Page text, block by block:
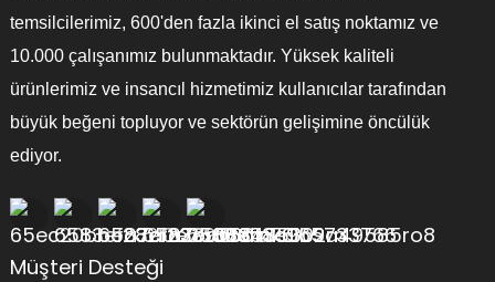
temsilcilerimiz, 600'den fazla ikinci el satış noktamız ve
10.000 çalışanımız bulunmaktadır. Yüksek kaliteli
ürünlerimiz ve insancıl hizmetimiz kullanıcılar tarafından
büyük beğeni topluyor ve sektörün gelişimine öncülük
ediyor.
Müşteri Desteği